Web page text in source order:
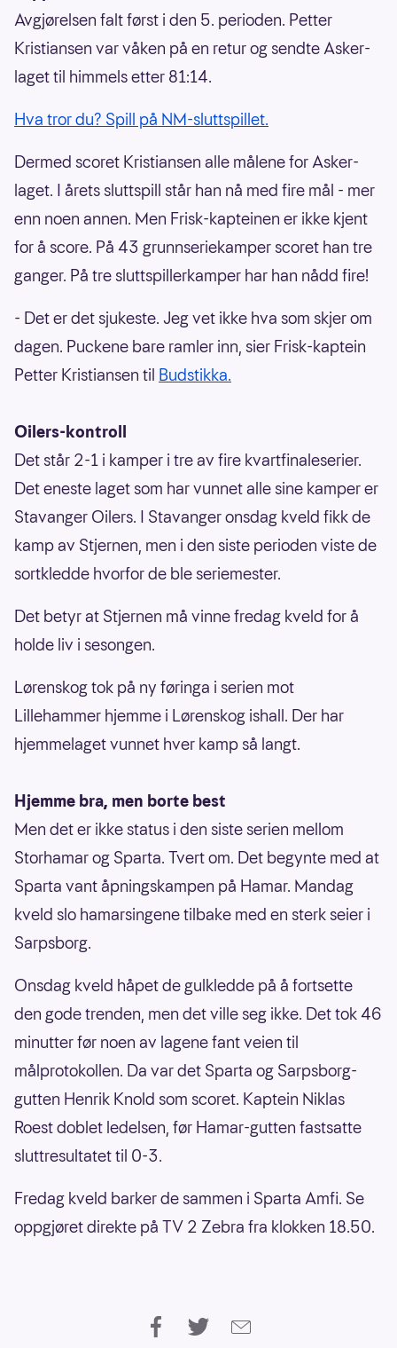
Avgjørelsen falt først i den 5. perioden. Petter
Kristiansen var våken på en retur og sendte Asker-
laget til himmels etter 81:14.
Hva tror du? Spill på NM-sluttspillet.
Dermed scoret Kristiansen alle målene for Asker-
laget. I årets sluttspill står han nå med fire mål - mer
enn noen annen. Men Frisk-kapteinen er ikke kjent
for å score. På 43 grunnseriekamper scoret han tre
ganger. På tre sluttspillerkamper har han nådd fire!
- Det er det sjukeste. Jeg vet ikke hva som skjer om
dagen. Puckene bare ramler inn, sier Frisk-kaptein
Petter Kristiansen til Budstikka.
Oilers-kontroll
Det står 2-1 i kamper i tre av fire kvartfinaleserier.
Det eneste laget som har vunnet alle sine kamper er
Stavanger Oilers. I Stavanger onsdag kveld fikk de
kamp av Stjernen, men i den siste perioden viste de
sortkledde hvorfor de ble seriemester.
Det betyr at Stjernen må vinne fredag kveld for å
holde liv i sesongen.
Lørenskog tok på ny føringa i serien mot
Lillehammer hjemme i Lørenskog ishall. Der har
hjemmelaget vunnet hver kamp så langt.
Hjemme bra, men borte best
Men det er ikke status i den siste serien mellom
Storhamar og Sparta. Tvert om. Det begynte med at
Sparta vant åpningskampen på Hamar. Mandag
kveld slo hamarsingene tilbake med en sterk seier i
Sarpsborg.
Onsdag kveld håpet de gulkledde på å fortsette
den gode trenden, men det ville seg ikke. Det tok 46
minutter før noen av lagene fant veien til
målprotokollen. Da var det Sparta og Sarpsborg-
gutten Henrik Knold som scoret. Kaptein Niklas
Roest doblet ledelsen, før Hamar-gutten fastsatte
sluttresultatet til 0-3.
Fredag kveld barker de sammen i Sparta Amfi. Se
oppgjøret direkte på TV 2 Zebra fra klokken 18.50.